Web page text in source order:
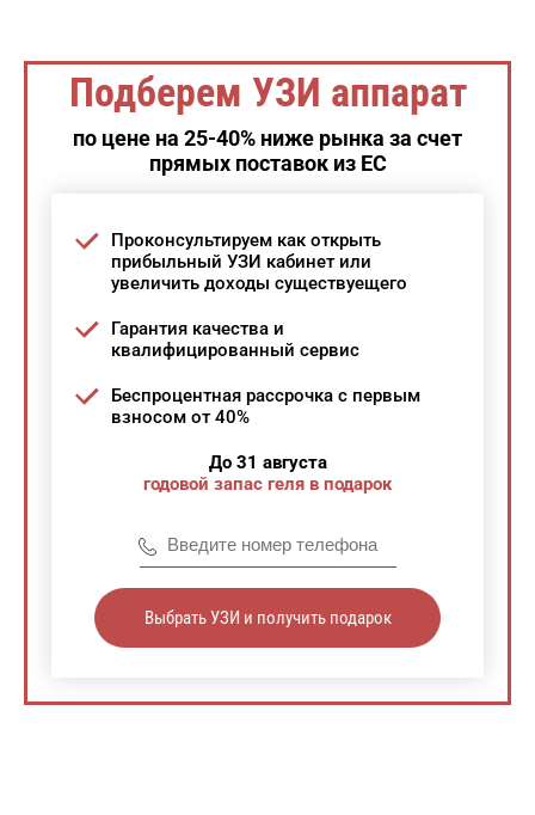
Подберем УЗИ аппарат
по цене на 25-40% ниже рынка за счет
прямых поставок из ЕС
Проконсультируем как открыть
прибыльный УЗИ кабинет или
увеличить доходы существуещего
Гарантия качества и
квалифицированный сервис
Беспроцентная рассрочка с первым
взносом от 40%
До 31 августа
годовой запас геля в подарок
Выбрать УЗИ и получить подарок